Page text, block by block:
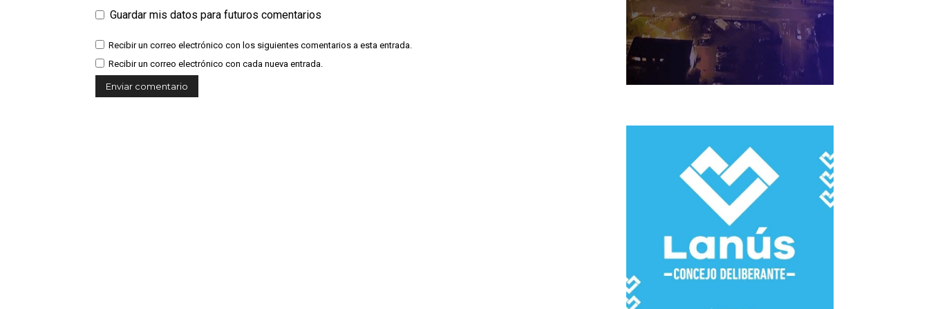
Guardar mis datos para futuros comentarios
Recibir un correo electrónico con los siguientes comentarios a esta entrada.
Recibir un correo electrónico con cada nueva entrada.